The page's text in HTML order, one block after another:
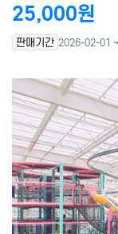
25,000원
판매기간 2026-02-01